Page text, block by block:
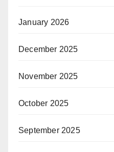
January 2026
December 2025
November 2025
October 2025
September 2025